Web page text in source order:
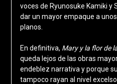
voces de Ryunosuke Kamiki y
dar un mayor empaque a
planos.
En definitiva, Mary y la flor de
queda lejos de las obras
endeblez narrativa y porque
tampoco rayan al nivel